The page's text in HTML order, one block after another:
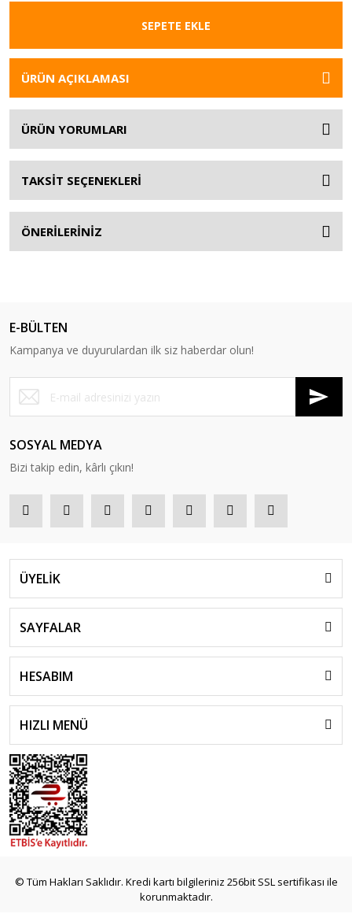
SEPETE EKLE
ÜRÜN AÇIKLAMASI
ÜRÜN YORUMLARI
TAKSİT SEÇENEKLERİ
ÖNERİLERİNİZ
E-BÜLTEN
Kampanya ve duyurulardan ilk siz haberdar olun!
SOSYAL MEDYA
Bizi takip edin, kârlı çıkın!
ÜYELİK
SAYFALAR
HESABIM
HIZLI MENÜ
© Tüm Hakları Saklıdır. Kredi kartı bilgileriniz 256bit SSL sertifikası ile
korunmaktadır.